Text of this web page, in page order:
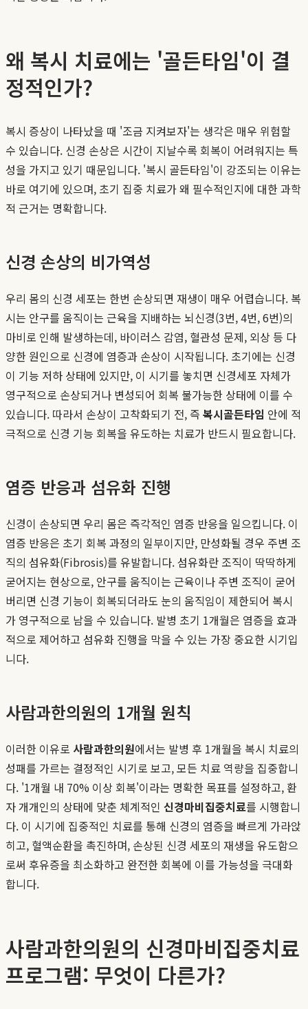
왜 복시 치료에는 '골든타임'이 결
정적인가?
복시 증상이 나타났을 때 '조금 지켜보자'는 생각은 매우 위험할
수 있습니다. 신경 손상은 시간이 지날수록 회복이 어려워지는 특
성을 가지고 있기 때문입니다. '복시 골든타임'이 강조되는 이유는
바로 여기에 있으며, 초기 집중 치료가 왜 필수적인지에 대한 과학
적 근거는 명확합니다.
신경 손상의 비가역성
우리 몸의 신경 세포는 한번 손상되면 재생이 매우 어렵습니다. 복
시는 안구를 움직이는 근육을 지배하는 뇌신경(3번, 4번, 6번)의
마비로 인해 발생하는데, 바이러스 감염, 혈관성 문제, 외상 등 다
양한 원인으로 신경에 염증과 손상이 시작됩니다. 초기에는 신경
이 기능 저하 상태에 있지만, 이 시기를 놓치면 신경세포 자체가
영구적으로 손상되거나 변성되어 회복 불가능한 상태에 이를 수
있습니다. 따라서 손상이 고착화되기 전, 즉 복시골든타임 안에 적
극적으로 신경 기능 회복을 유도하는 치료가 반드시 필요합니다.
염증 반응과 섬유화 진행
신경이 손상되면 우리 몸은 즉각적인 염증 반응을 일으킵니다. 이
염증 반응은 초기 회복 과정의 일부이지만, 만성화될 경우 주변 조
직의 섬유화(Fibrosis)를 유발합니다. 섬유화란 조직이 딱딱하게
굳어지는 현상으로, 안구를 움직이는 근육이나 주변 조직이 굳어
버리면 신경 기능이 회복되더라도 눈의 움직임이 제한되어 복시
가 영구적으로 남을 수 있습니다. 발병 초기 1개월은 염증을 효과
적으로 제어하고 섬유화 진행을 막을 수 있는 가장 중요한 시기입
니다.
사람과한의원의 1개월 원칙
이러한 이유로 사람과한의원에서는 발병 후 1개월을 복시 치료의
성패를 가르는 결정적인 시기로 보고, 모든 치료 역량을 집중합니
다. '1개월 내 70% 이상 회복'이라는 명확한 목표를 설정하고, 환
자 개개인의 상태에 맞춘 체계적인 신경마비집중치료를 시행합니
다. 이 시기에 집중적인 치료를 통해 신경의 염증을 빠르게 가라앉
히고, 혈액순환을 촉진하며, 손상된 신경 세포의 재생을 유도함으
로써 후유증을 최소화하고 완전한 회복에 이를 가능성을 극대화
합니다.
사람과한의원의 신경마비집중치료
프로그램: 무엇이 다른가?